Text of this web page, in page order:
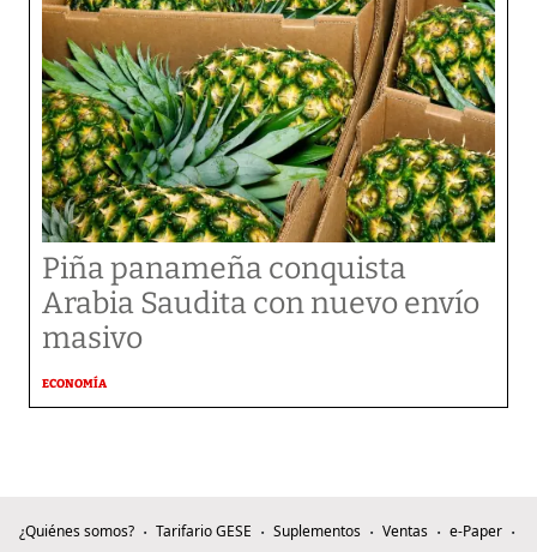
Piña panameña conquista
Arabia Saudita con nuevo envío
masivo
ECONOMÍA
¿Quiénes somos? Tarifario GESE Suplementos Ventas
e-Paper